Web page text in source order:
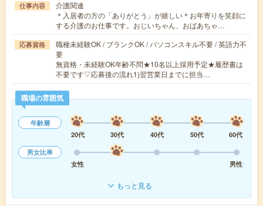
仕事内容
介護関連
＊入居者の方の「ありがとう」が嬉しい＊お年寄りを笑顔に
する介護のお仕事です。おじいちゃん、おばあちゃ…
応募資格
職種未経験OK / ブランクOK / パソコンスキル不要 / 英語力不
要
無資格・未経験OK年齢不問★10名以上採用予定★履歴書は
不要です▽応募後の流れ1)翌営業日までに担当…
職場の雰囲気
年齢層
20代
30代 40代 50代
60代
男女比率
女性
男性
もっと見る